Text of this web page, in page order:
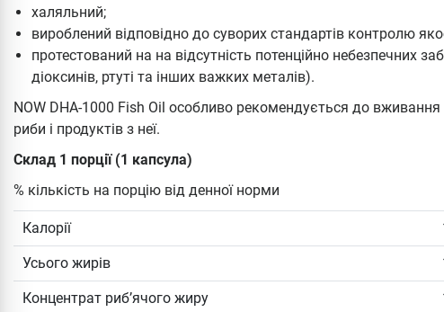
халяльний;
вироблений відповідно до суворих стандартів контролю
протестований на на відсутність потенційно небезпечних
діоксинів, ртуті та інших важких металів).
NOW DHA-1000 Fish Oil особливо рекомендується до вживання
риби і продуктів з неї.
Склад 1 порції (1 капсула)
% кількість на порцію від денної норми
Калорії
Усього жирів
Концентрат риб’ячого жиру